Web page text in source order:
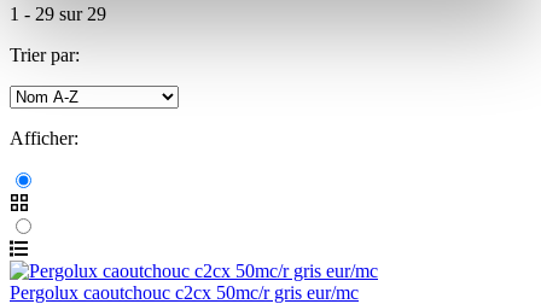
1 - 29 sur29
Trier par:
Afficher:
Pergolux caoutchouc c2cx 50mc/r gris eur/mc